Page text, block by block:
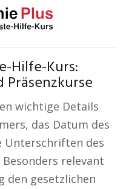
Hilfe-Kurs:
wichtige Details
das Datum des
Unterschriften des
relevant
den gesetzlichen